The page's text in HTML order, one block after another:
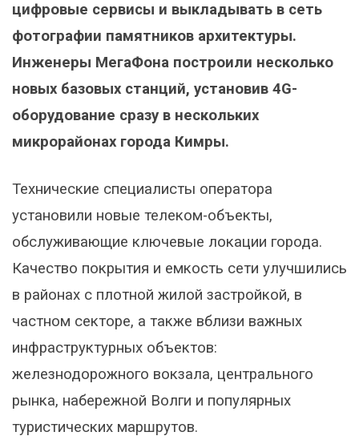
цифровые сервисы и выкладывать в сеть
фотографии памятников архитектуры.
Инженеры МегаФона построили несколько
новых базовых станций, установив 4G-
оборудование сразу в нескольких
микрорайонах города Кимры.
Технические специалисты оператора
установили новые телеком-объекты,
обслуживающие ключевые локации города.
Качество покрытия и емкость сети улучшились
в районах с плотной жилой застройкой, в
частном секторе, а также вблизи важных
инфраструктурных объектов:
железнодорожного вокзала, центрального
рынка, набережной Волги и популярных
туристических маршрутов.